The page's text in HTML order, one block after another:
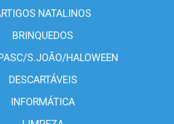
NATALINOS
BRINQUEDOS
S.JOÃO/HALOWEEN
DESCARTÁVEIS
INFORMÁTICA